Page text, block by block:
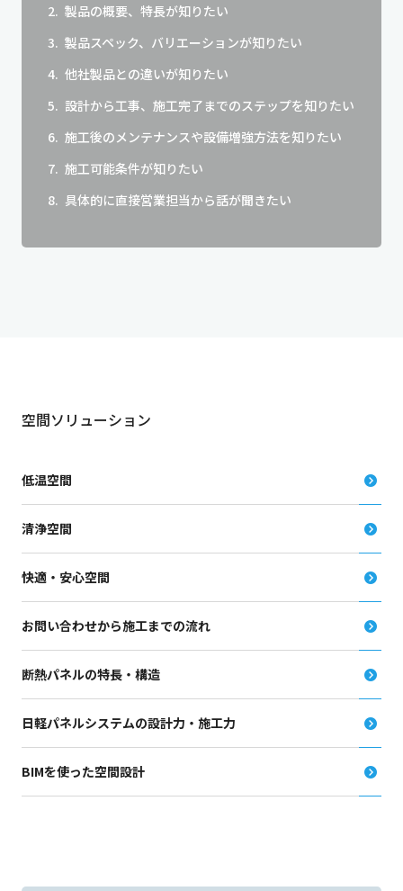
製品の概要、特長が知りたい
製品スペック、バリエーションが知りたい
他社製品との違いが知りたい
設計から工事、施工完了までのステップを知りたい
施工後のメンテナンスや設備増強方法を知りたい
施工可能条件が知りたい
具体的に直接営業担当から話が聞きたい
空間ソリューション
低温空間
清浄空間
快適・安心空間
お問い合わせから施工までの流れ
断熱パネルの特長・構造
日軽パネルシステムの設計力・施工力
BIMを使った空間設計